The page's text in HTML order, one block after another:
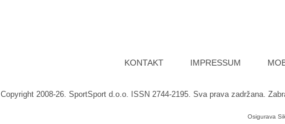
KONTAKT IMPRESSUM
Copyright 2008-26. SportSport d.o.o. ISSN 2744-2195. Sva prava zadržana.
Osigurava